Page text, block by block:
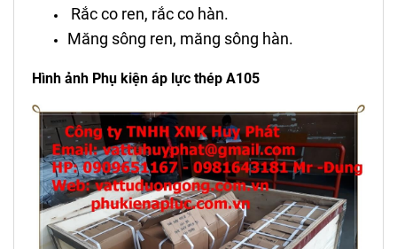
Rắc co ren, rắc co hàn.
Măng sông ren, măng sông hàn.
Hình ảnh Phụ kiện áp lực thép A105